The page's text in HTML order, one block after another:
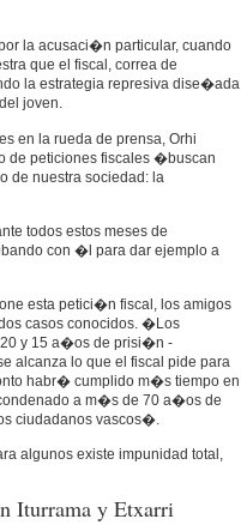
la acusaci�n particular, cuando
que el fiscal, correa de
la estrategia represiva dise�ada
joven.
en la rueda de prensa, Orhi
de peticiones fiscales �buscan
de nuestra sociedad: la
todos estos meses de
con �l para dar ejemplo a
esta petici�n fiscal, los amigos
casos conocidos. �Los
20 y 15 a�os de prisi�n -
alcanza lo que el fiscal pide para
habr� cumplido m�s tiempo en
a m�s de 70 a�os de
ciudadanos vascos�.
algunos existe impunidad total,
Iturrama y Etxarri